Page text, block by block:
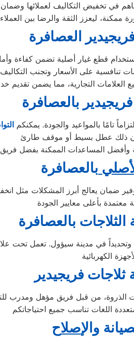
في تخفيض التكاليف لعملائها وضمان
العصافرة
قطع غيار أصلية تضمن كفاءة
تنافسية على الأسعار وتجنب
بالعصافرة
تامًا بالمواعيد والجودة. يمكنكم
بالعصافرة
ضمان يعالج أبرز المشكلات مثل
الثلاجات بالعصافرة
الرائدة متعددة الجنسيات، تأسست عام 1938 في كوريا الجنوبية،
ثلاجات فريجيدير
على مكالماتكم خلال 30 ثانية فقط، حتى خلال أوقات
و الإصلاح